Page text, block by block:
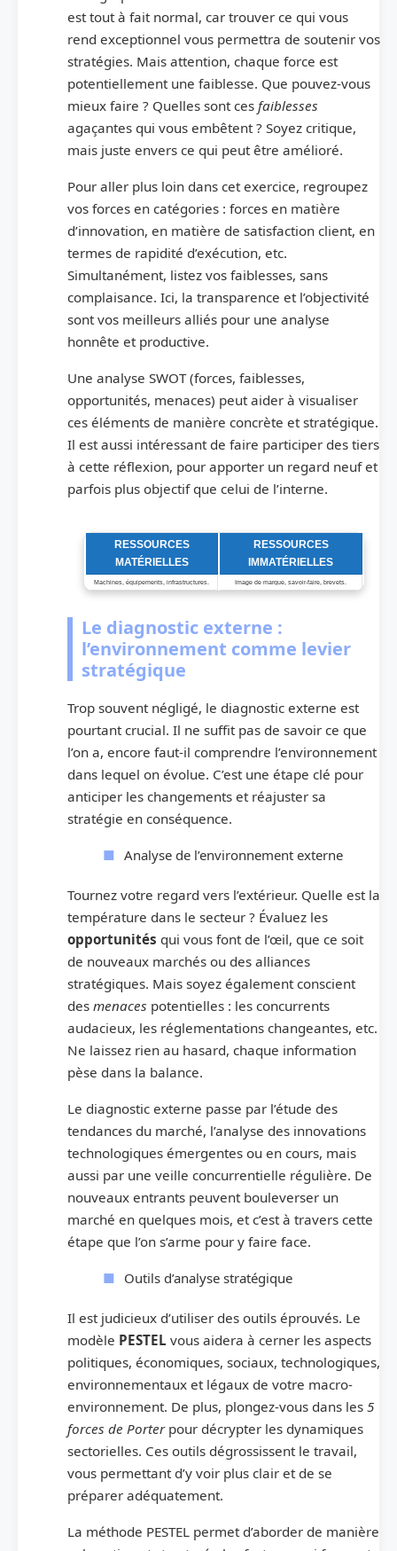
est tout à fait normal, car trouver ce qui vous
rend exceptionnel vous permettra de soutenir vos
stratégies. Mais attention, chaque force est
potentiellement une faiblesse. Que pouvez-vous
mieux faire ? Quelles sont ces faiblesses
agaçantes qui vous embêtent ? Soyez critique,
mais juste envers ce qui peut être amélioré.
Pour aller plus loin dans cet exercice, regroupez
vos forces en catégories : forces en matière
d’innovation, en matière de satisfaction client, en
termes de rapidité d’exécution, etc.
Simultanément, listez vos faiblesses, sans
complaisance. Ici, la transparence et l’objectivité
sont vos meilleurs alliés pour une analyse
honnête et productive.
Une analyse SWOT (forces, faiblesses,
opportunités, menaces) peut aider à visualiser
ces éléments de manière concrète et stratégique.
Il est aussi intéressant de faire participer des tiers
à cette réflexion, pour apporter un regard neuf et
parfois plus objectif que celui de l’interne.
RESSOURCES
MATÉRIELLES
RESSOURCES
IMMATÉRIELLES
Machines, équipements, infrastructures. Image de marque, savoir-faire, brevets.
Le diagnostic externe :
l’environnement comme levier
stratégique
Trop souvent négligé, le diagnostic externe est
pourtant crucial. Il ne suffit pas de savoir ce que
l’on a, encore faut-il comprendre l’environnement
dans lequel on évolue. C’est une étape clé pour
anticiper les changements et réajuster sa
stratégie en conséquence.
Analyse de l’environnement externe
Tournez votre regard vers l’extérieur. Quelle est la
température dans le secteur ? Évaluez les
opportunités qui vous font de l’œil, que ce soit
de nouveaux marchés ou des alliances
stratégiques. Mais soyez également conscient
des menaces potentielles : les concurrents
audacieux, les réglementations changeantes, etc.
Ne laissez rien au hasard, chaque information
pèse dans la balance.
Le diagnostic externe passe par l’étude des
tendances du marché, l’analyse des innovations
technologiques émergentes ou en cours, mais
aussi par une veille concurrentielle régulière. De
nouveaux entrants peuvent bouleverser un
marché en quelques mois, et c’est à travers cette
étape que l’on s’arme pour y faire face.
Outils d’analyse stratégique
Il est judicieux d’utiliser des outils éprouvés. Le
modèle PESTEL vous aidera à cerner les aspects
politiques, économiques, sociaux, technologiques,
environnementaux et légaux de votre macro-
environnement. De plus, plongez-vous dans les 5
forces de Porterpour décrypter les dynamiques
sectorielles. Ces outils dégrossissent le travail,
vous permettant d’y voir plus clair et de se
préparer adéquatement.
La méthode PESTEL permet d’aborder de manière